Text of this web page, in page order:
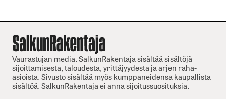
Vaurastujan media. SalkunRakentaja sisältää sisältöjä
sijoittamisesta, taloudesta, yrittäjyydesta ja arjen raha-
asioista. Sivusto sisältää myös kumppaneidensa kaupallista
sisältöä. SalkunRakentaja ei anna sijoitussuosituksia.